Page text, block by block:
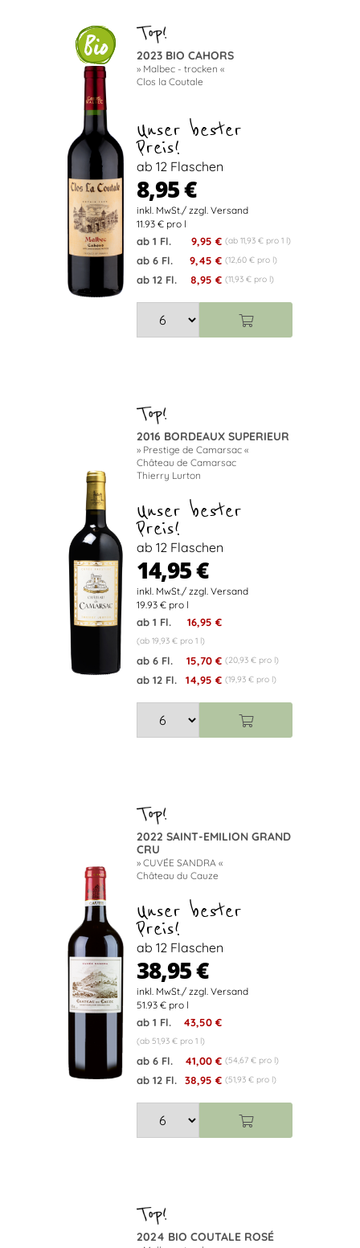
2023 BIO CAHORS
» Malbec - trocken «
Clos la Coutale
Unser bester
Preis!
ab 12 Flaschen
8,95 €
11.93 € pro l
ab 1 Fl. 9,95 € (ab 11,93 € pro 1 l)
ab 6 Fl. 9,45 € (12,60 € pro l)
ab 12 Fl. 8,95 € (11,93 € pro l)
2016 BORDEAUX SUPERIEUR
» Prestige de Camarsac «
Château de Camarsac
Thierry Lurton
Unser bester
Preis!
ab 12 Flaschen
14,95 €
19.93 € pro l
ab 1 Fl. 16,95 €
(ab 19,93 € pro 1 l)
ab 6 Fl. 15,70 € (20,93 € pro l)
ab 12 Fl. 14,95 € (19,93 € pro l)
2022 SAINT-EMILION GRAND
CRU
» CUVÉE SANDRA «
Château du Cauze
Unser bester
Preis!
ab 12 Flaschen
38,95 €
51.93 € pro l
ab 1 Fl. 43,50 €
(ab 51,93 € pro 1 l)
ab 6 Fl. 41,00 € (54,67 € pro l)
ab 12 Fl. 38,95 € (51,93 € pro l)
2024 BIO COUTALE ROSÉ